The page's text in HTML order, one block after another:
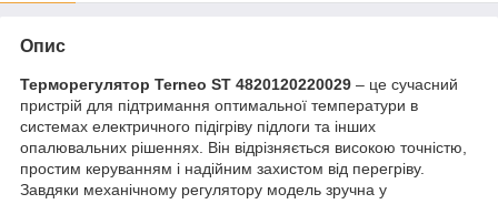
Опис
Терморегулятор Terneo ST 4820120220029 – це сучасний
пристрій для підтримання оптимальної температури в
системах електричного підігріву підлоги та інших
опалювальних рішеннях. Він відрізняється високою точністю,
простим керуванням і надійним захистом від перегріву.
Завдяки механічному регулятору модель зручна у